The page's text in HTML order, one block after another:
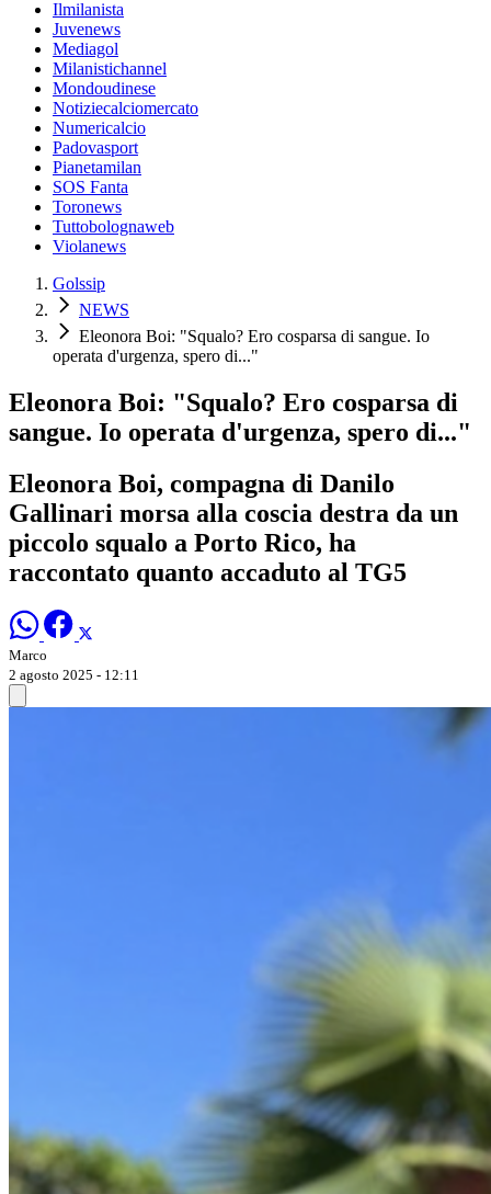
Ilmilanista
Juvenews
Mediagol
Milanistichannel
Mondoudinese
Notiziecalciomercato
Numericalcio
Padovasport
Pianetamilan
SOS Fanta
Toronews
Tuttobolognaweb
Violanews
Golssip
NEWS
Eleonora Boi: "Squalo? Ero cosparsa di sangue. Io
operata d'urgenza, spero di..."
Eleonora Boi: "Squalo? Ero cosparsa di
sangue. Io operata d'urgenza, spero di..."
Eleonora Boi, compagna di Danilo
Gallinari morsa alla coscia destra da un
piccolo squalo a Porto Rico, ha
raccontato quanto accaduto al TG5
Marco
2 agosto 2025 - 12:11